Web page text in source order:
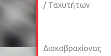
/ Ταχυτήτων
Δισκοβραχίονας